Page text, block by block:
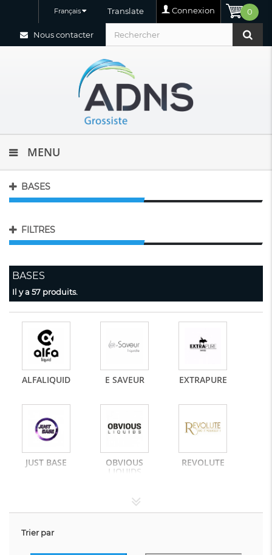
0
Connexion
Translate
Français
Nous contacter
MENU
BASES
FILTRES
BASES
Il y a 57 produits.
ALFALIQUID E SAVEUR EXTRAPURE
JUST BASE OBVIOUS
LIQUIDS
REVOLUTE
Trier par